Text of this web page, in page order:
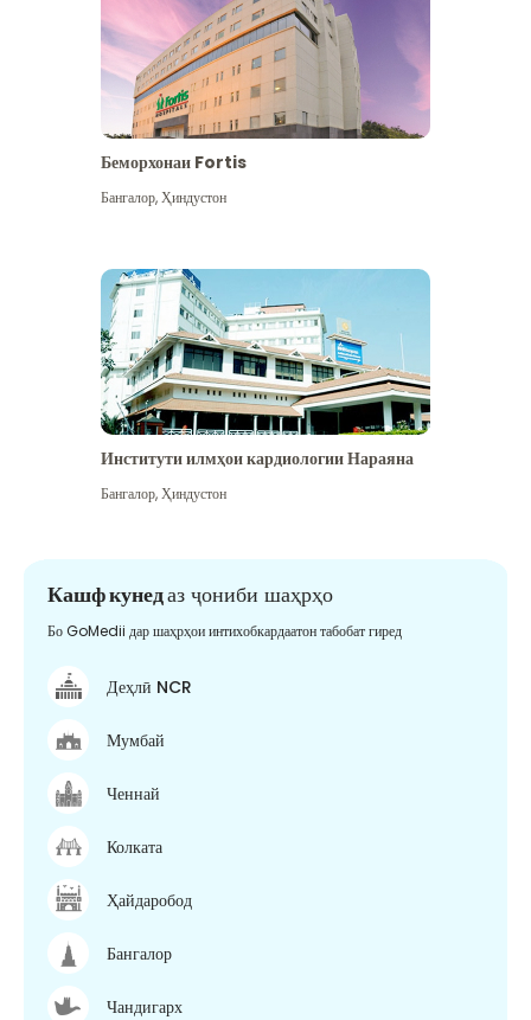
Беморхонаи Fortis
Бангалор,Ҳиндустон
Институти илмҳои кардиологии Нараяна
Бангалор,Ҳиндустон
Кашф кунедаз ҷониби шаҳрҳо
Бо GoMedii дар шаҳрҳои интихобкардаатон табобат гиред
Деҳлӣ NCR
Мумбай
Ченнай
Колката
Ҳайдаробод
Бангалор
Чандигарх